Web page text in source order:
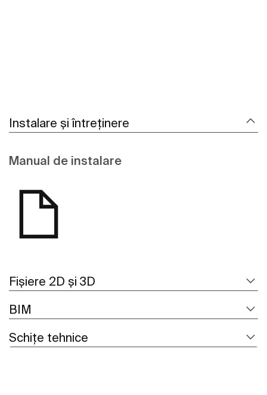
Instalare și întreținere
Manual de instalare
Fișiere 2D și 3D
BIM
Schițe tehnice